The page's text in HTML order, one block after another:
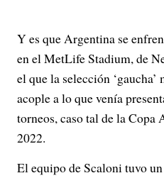
Y es que Argentina se
en el MetLife Stadium, de
el que la selección
acople a lo que venía
torneos, caso tal de la
2022.
El equipo de Scaloni tuvo